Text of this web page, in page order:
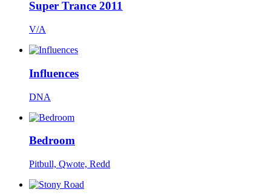
Super Trance 2011
V/A
Influences
DNA
Bedroom
Pitbull, Qwote, Redd